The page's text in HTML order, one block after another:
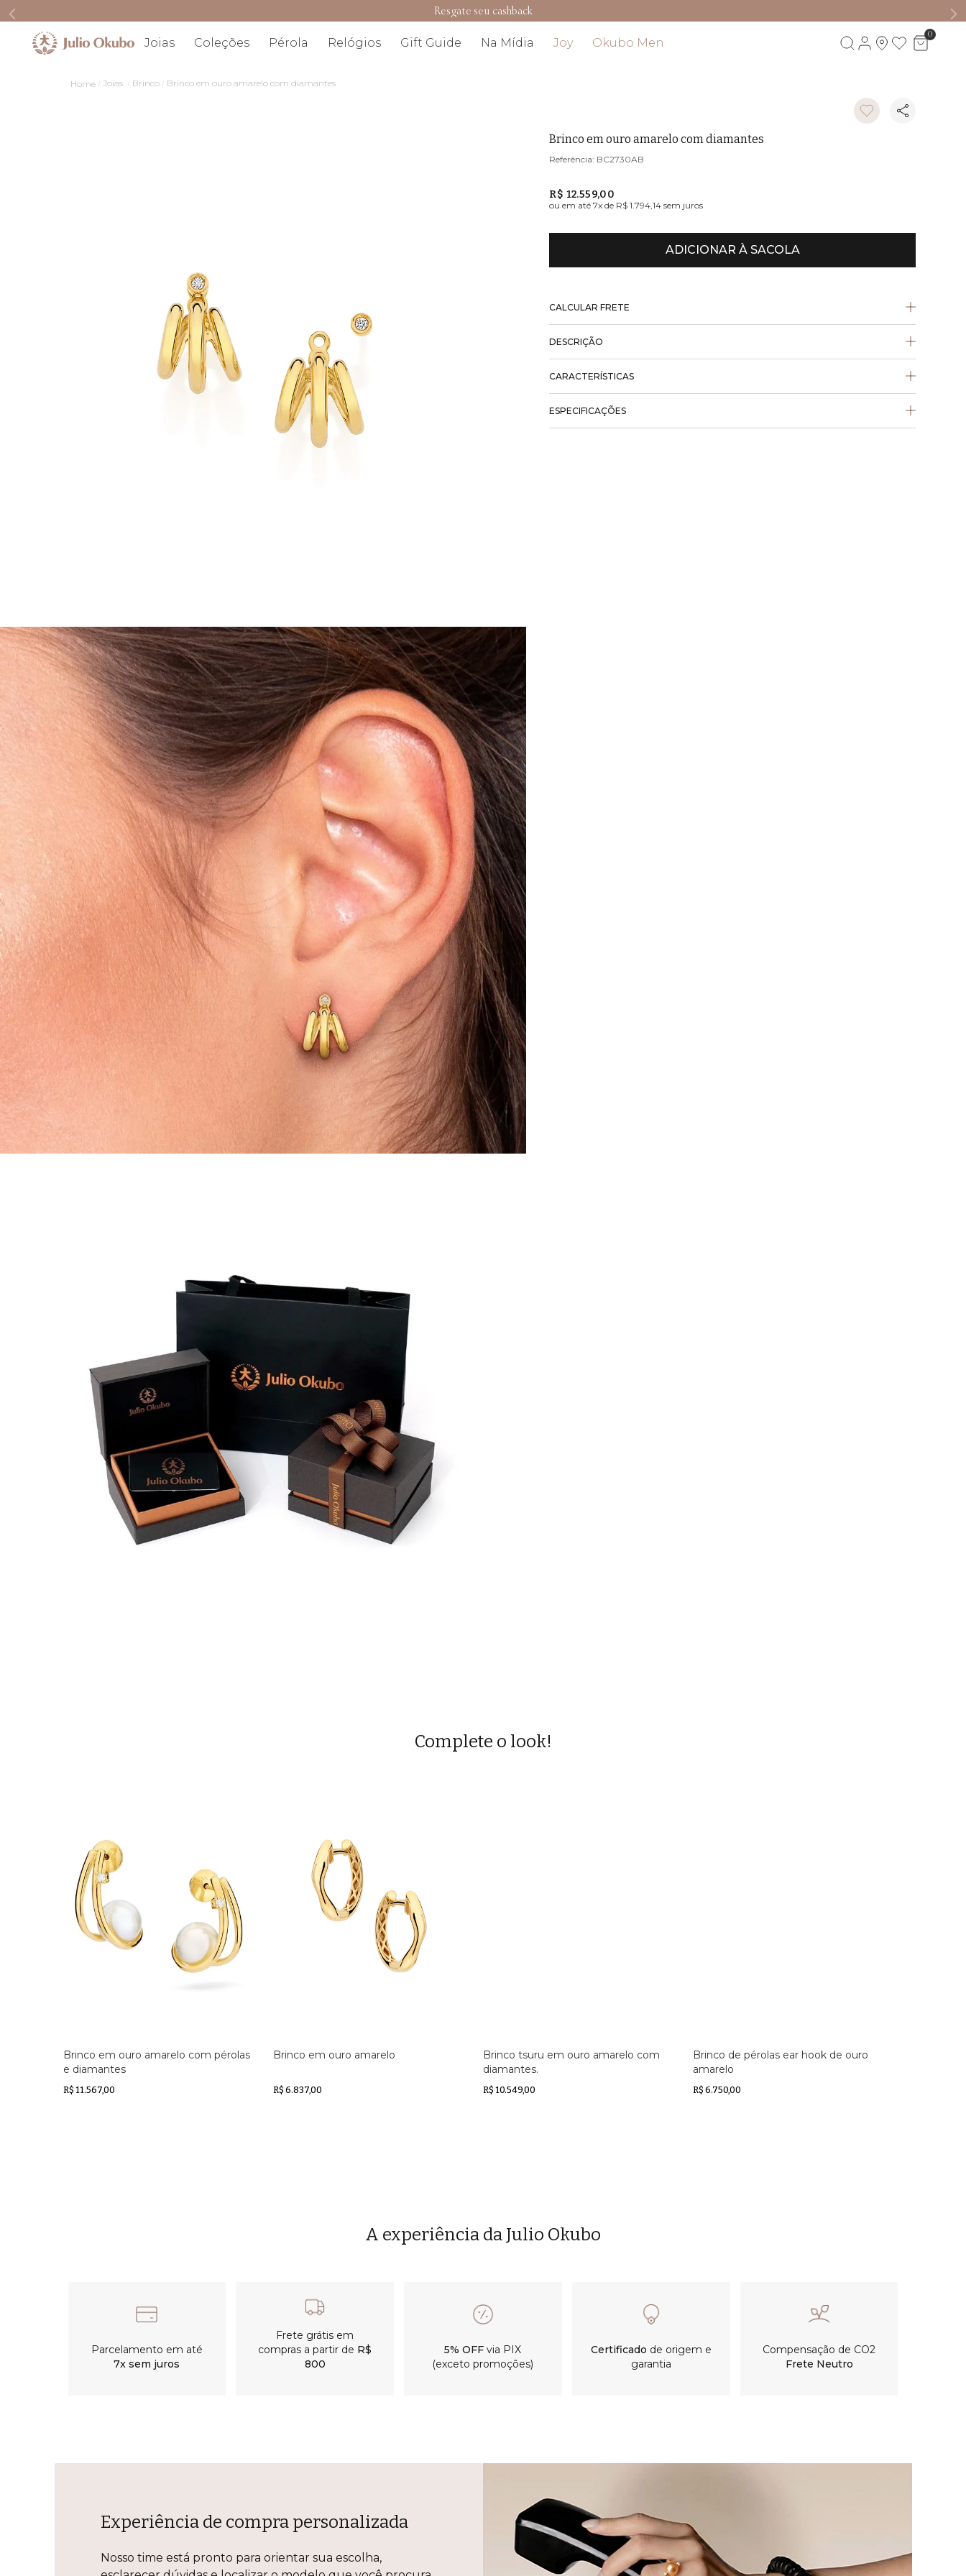
Resgate seu cashback
Joias Coleções Pérola Relógios Gift Guide Na Mídia Joy Okubo Men
0
Joias Brinco Brinco em ouro amarelo com diamantes
Brinco em ouro amarelo com diamantes
BC2730AB
R$ 12.559,00
ou em até7x de R$ 1.794,14 sem juros
ADICIONAR À SACOLA
CALCULAR FRETE
DESCRIÇÃO
CARACTERÍSTICAS
ESPECIFICAÇÕES
Complete o look!
Brinco em ouro amarelo com pérolas
e diamantes
R$ 11.567,00
Brinco em ouro amarelo
R$ 6.837,00
Brinco tsuru em ouro amarelo com
diamantes.
R$ 10.549,00
Brinco de pérolas ear hook de ouro
amarelo
R$ 6.750,00
A experiência da Julio Okubo
Parcelamento em até
7x sem juros
Frete grátis em
compras a partir de R$
800
5% OFF via PIX
(exceto promoções)
Certificado de origem e
garantia
Compensação de CO2
Frete Neutro
Experiência de compra personalizada
Nosso time está pronto para orientar sua escolha,